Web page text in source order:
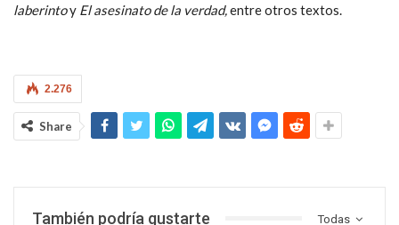
laberintoy El asesinato de la verdad, entre otros textos.
2.276
Share
Todas
También podría gustarte